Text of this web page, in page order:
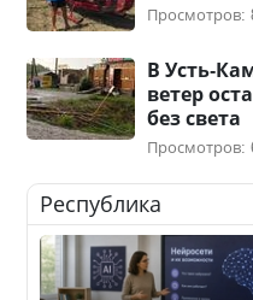
Просмотров:
В Усть-
ветер
без света
Просмотров:
Республика